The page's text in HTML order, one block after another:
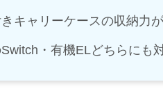
キャリーケースの収納力
・有機ELどちらにも